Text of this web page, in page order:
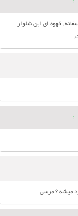
قهوه ای این شلوار
:
میشه ؟ مرسی.